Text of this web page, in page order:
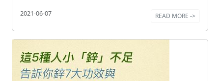
2021-06-07 READ MORE ->